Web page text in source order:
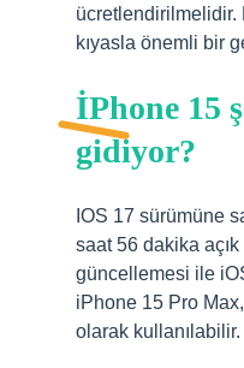
kıyasla önemli bir
İPhone 15
gidiyor?
IOS 17 sürümüne
saat 56 dakika açık
güncellemesi ile
iPhone 15 Pro
olarak kullanılabilir.